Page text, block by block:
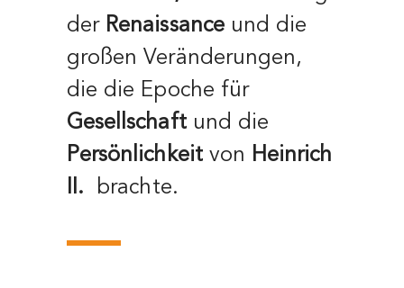
der Renaissanceund die
großen Veränderungen,
die die Epoche für
Gesellschaftund die
Persönlichkeitvon Heinrich
II.
brachte.